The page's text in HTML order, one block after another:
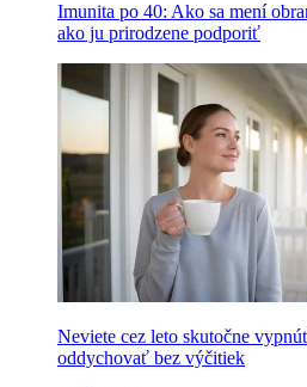
Imunita po 40: Ako sa mení
ako ju prirodzene podporiť
Neviete cez leto skutočne
oddychovať bez výčitiek